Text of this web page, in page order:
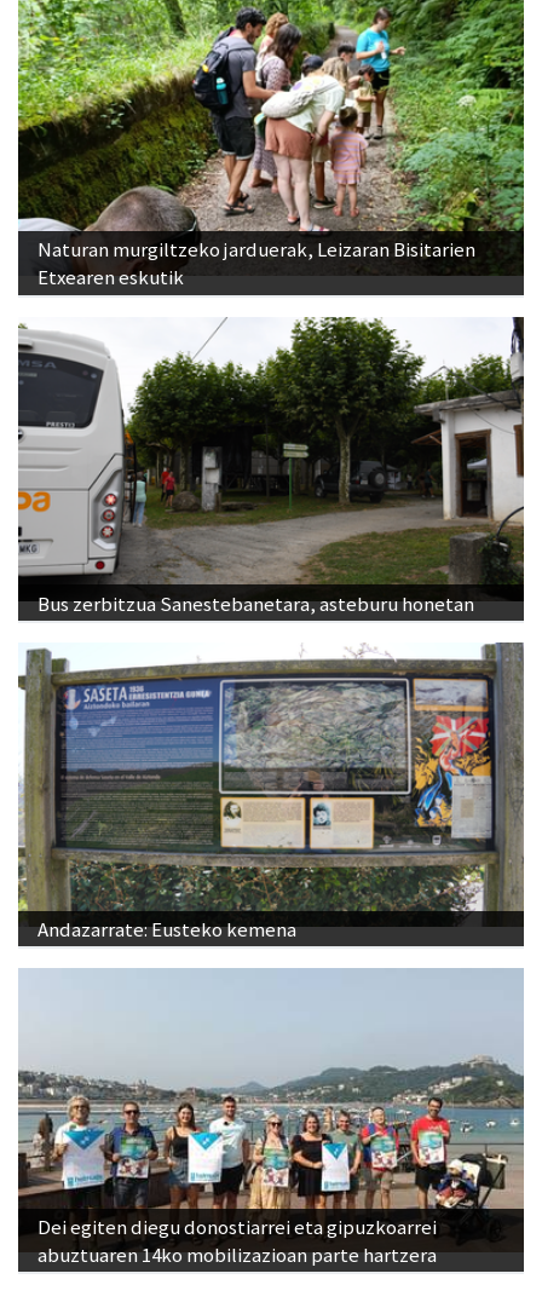
Naturan murgiltzeko jarduerak, Leizaran Bisitarien
Etxearen eskutik
Bus zerbitzua Sanestebanetara, asteburu honetan
Andazarrate: Eusteko kemena
Dei egiten diegu donostiarrei eta gipuzkoarrei
abuztuaren 14ko mobilizazioan parte hartzera